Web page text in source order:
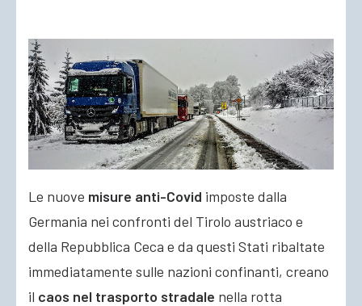
Le nuove misure anti-Covid imposte dalla
Germania nei confronti del Tirolo austriaco e
della Repubblica Ceca e da questi Stati ribaltate
immediatamente sulle nazioni confinanti, creano
il caos nel trasporto stradale nella rotta